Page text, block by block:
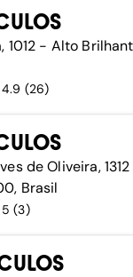
1012 - Alto
4.9 (26)
de Oliveira,
Brasil
5 (3)